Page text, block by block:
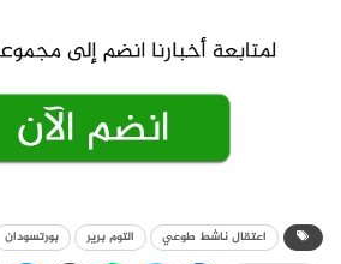
اعتقال ناشط طوعي التوم برير بورتسودان